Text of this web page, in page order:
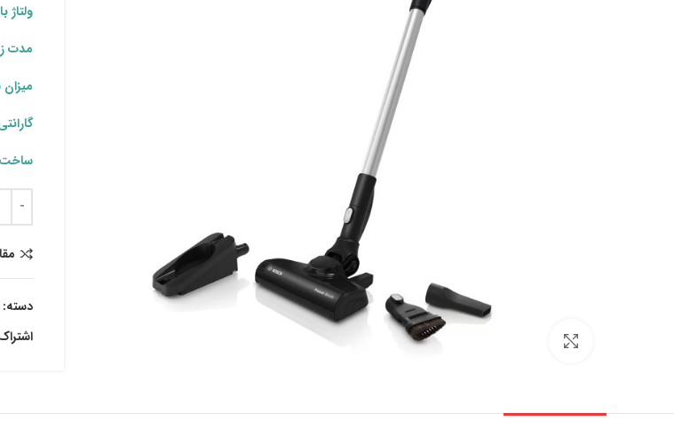
ولتاژ
مدت
دسته: